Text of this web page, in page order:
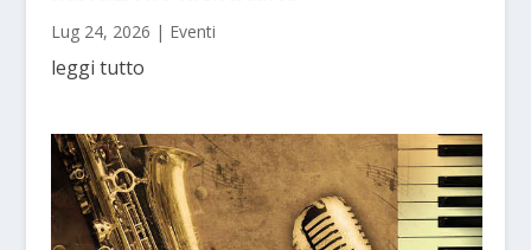
Lug 24, 2026 | Eventi
leggi tutto